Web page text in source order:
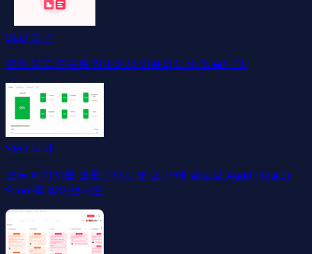
SEO 도구
모든 SEO 도구를 한곳에서 이용하실 수 있습니다.
SEO 감사
모든 페이지를 크롤링하고 몇 초 만에 글로벌 Audit Health
Score를 받아보세요.